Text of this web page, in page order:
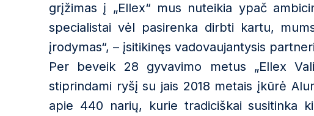
grįžimas į „Ellex“ mus nuteikia ypač
specialistai vėl pasirenka dirbti kartu,
įrodymas“, – įsitikinęs vadovaujantysis
Per beveik 28 gyvavimo metus „Ellex
stiprindami ryšį su jais 2018 metais įkūrė
apie 440 narių, kurie tradiciškai susitinka